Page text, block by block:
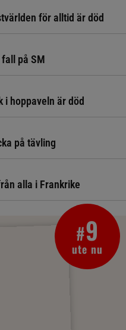
för alltid är död
på SM
i hoppaveln är död
på tävling
alla i Frankrike
#9
ute nu